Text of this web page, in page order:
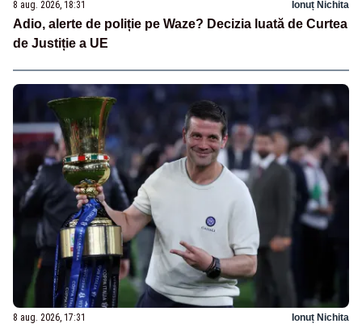
8 aug. 2026, 18:31 Ionuț Nichita
Adio, alerte de poliție pe Waze? Decizia luată de Curtea
de Justiție a UE
8 aug. 2026, 17:31 Ionuț Nichita